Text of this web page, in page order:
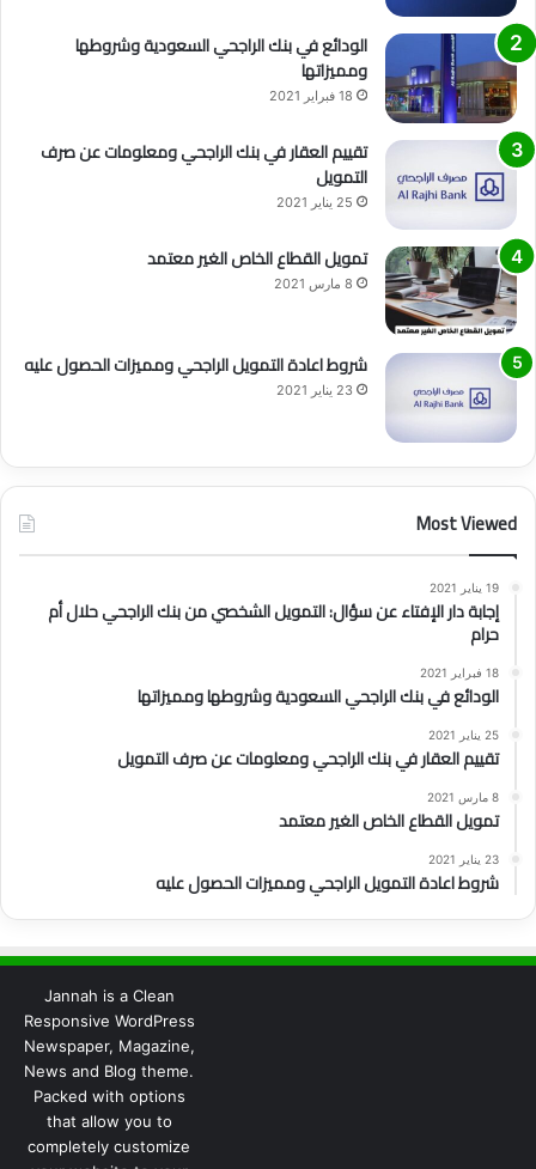
الودائع في بنك الراجحي السعودية وشروطها
ومميزاتها
18 فبراير 2021
تقييم العقار في بنك الراجحي ومعلومات عن صرف
التمويل
25 يناير 2021
تمويل القطاع الخاص الغير معتمد
8 مارس 2021
شروط اعادة التمويل الراجحي ومميزات الحصول عليه
23 يناير 2021
Most Viewed
19 يناير 2021
إجابة دار الإفتاء عن سؤال: التمويل الشخصي من بنك الراجحي حلال أم
حرام
18 فبراير 2021
الودائع في بنك الراجحي السعودية وشروطها ومميزاتها
25 يناير 2021
تقييم العقار في بنك الراجحي ومعلومات عن صرف التمويل
8 مارس 2021
تمويل القطاع الخاص الغير معتمد
23 يناير 2021
شروط اعادة التمويل الراجحي ومميزات الحصول عليه
Jannah is a Clean
Responsive WordPress
Newspaper, Magazine,
News and Blog theme.
Packed with options
that allow you to
completely customize